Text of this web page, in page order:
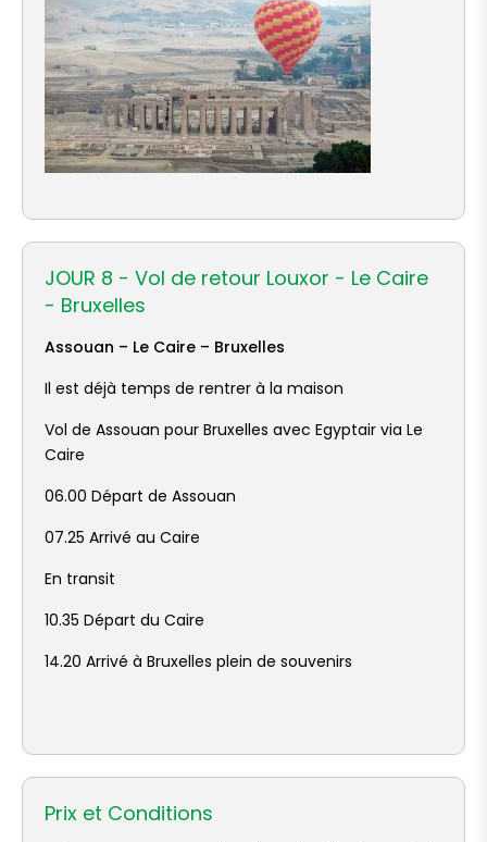
JOUR 8 - Vol de retour Louxor - Le Caire
- Bruxelles
Assouan – Le Caire – Bruxelles
Il est déjà temps de rentrer à la maison
Vol de Assouan pour Bruxelles avec Egyptair via Le
Caire
06.00 Départ de Assouan
07.25 Arrivé au Caire
En transit
10.35 Départ du Caire
14.20 Arrivé à Bruxelles plein de souvenirs
Prix et Conditions